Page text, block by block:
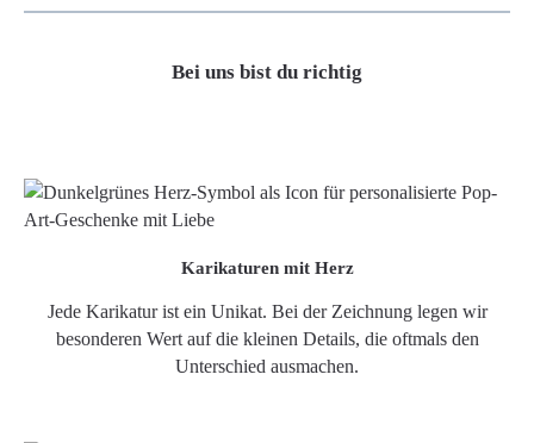
Bei uns bist du richtig
Karikaturen mit Herz
Jede Karikatur ist ein Unikat. Bei der Zeichnung legen wir
besonderen Wert auf die kleinen Details, die oftmals den
Unterschied ausmachen.